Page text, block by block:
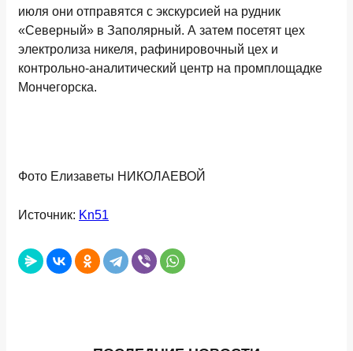
июля они отправятся с экскурсией на рудник
«Северный» в Заполярный. А затем посетят цех
электролиза никеля, рафинировочный цех и
контрольно-аналитический центр на промплощадке
Мончегорска.
Фото Елизаветы НИКОЛАЕВОЙ
Источник: Kn51